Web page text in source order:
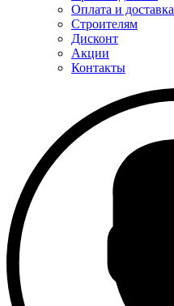
Оплата и доставка
Строителям
Дисконт
Акции
Контакты